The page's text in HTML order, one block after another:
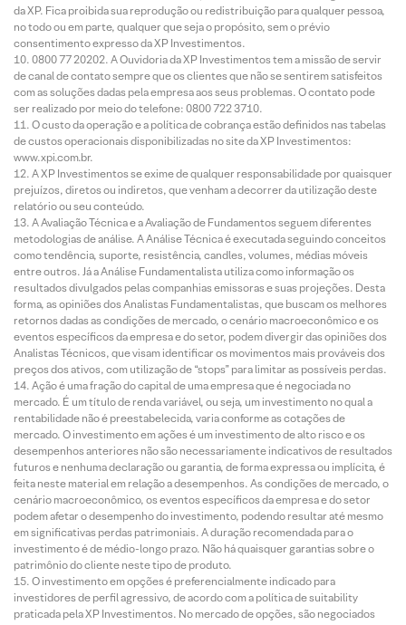
da XP. Fica proibida sua reprodução ou redistribuição para qualquer pessoa,
no todo ou em parte, qualquer que seja o propósito, sem o prévio
consentimento expresso da XP Investimentos.
0800 77 20202. A Ouvidoria da XP Investimentos tem a missão de servir
de canal de contato sempre que os clientes que não se sentirem satisfeitos
com as soluções dadas pela empresa aos seus problemas. O contato pode
ser realizado por meio do telefone: 0800 722 3710.
O custo da operação e a política de cobrança estão definidos nas tabelas
de custos operacionais disponibilizadas no site da XP Investimentos:
www.xpi.com.br.
A XP Investimentos se exime de qualquer responsabilidade por quaisquer
prejuízos, diretos ou indiretos, que venham a decorrer da utilização deste
relatório ou seu conteúdo.
A Avaliação Técnica e a Avaliação de Fundamentos seguem diferentes
metodologias de análise. A Análise Técnica é executada seguindo conceitos
como tendência, suporte, resistência, candles, volumes, médias móveis
entre outros. Já a Análise Fundamentalista utiliza como informação os
resultados divulgados pelas companhias emissoras e suas projeções. Desta
forma, as opiniões dos Analistas Fundamentalistas, que buscam os melhores
retornos dadas as condições de mercado, o cenário macroeconômico e os
eventos específicos da empresa e do setor, podem divergir das opiniões dos
Analistas Técnicos, que visam identificar os movimentos mais prováveis dos
preços dos ativos, com utilização de “stops” para limitar as possíveis perdas.
Ação é uma fração do capital de uma empresa que é negociada no
mercado. É um título de renda variável, ou seja, um investimento no qual a
rentabilidade não é preestabelecida, varia conforme as cotações de
mercado. O investimento em ações é um investimento de alto risco e os
desempenhos anteriores não são necessariamente indicativos de resultados
futuros e nenhuma declaração ou garantia, de forma expressa ou implícita, é
feita neste material em relação a desempenhos. As condições de mercado, o
cenário macroeconômico, os eventos específicos da empresa e do setor
podem afetar o desempenho do investimento, podendo resultar até mesmo
em significativas perdas patrimoniais. A duração recomendada para o
investimento é de médio-longo prazo. Não há quaisquer garantias sobre o
patrimônio do cliente neste tipo de produto.
O investimento em opções é preferencialmente indicado para
investidores de perfil agressivo, de acordo com a política de suitability
praticada pela XP Investimentos. No mercado de opções, são negociados